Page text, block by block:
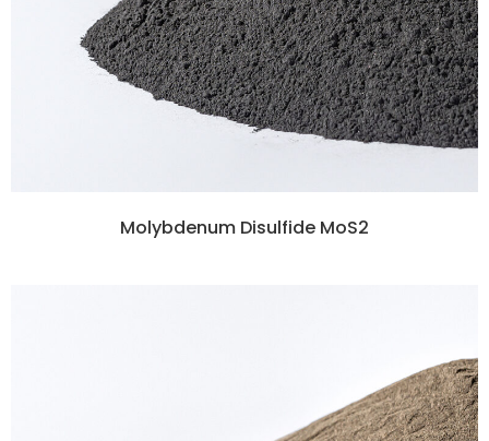
Molybdenum Disulfide MoS2